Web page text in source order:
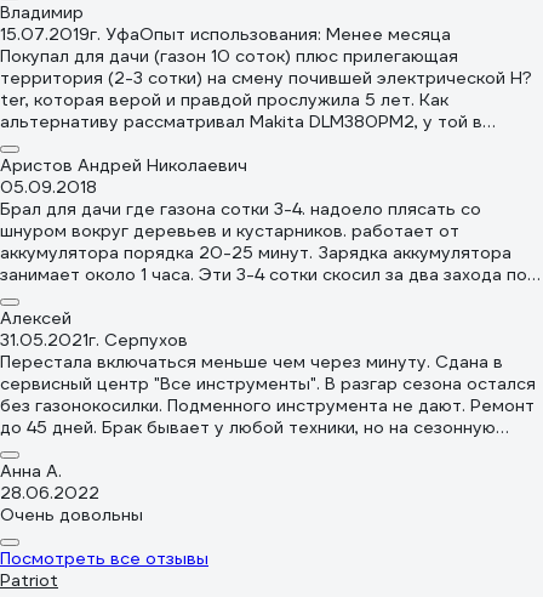
Владимир
15.07.2019г. УфаОпыт использования: Менее месяца
Покупал для дачи (газон 10 соток) плюс прилегающая
территория (2-3 сотки) на смену почившей электрической H?
ter, которая верой и правдой прослужила 5 лет. Как
альтернативу рассматривал Makita DLM380PM2, у той в
комплекте 2 аккумулятора на 18В по 4Ач, гарантия 1 год.
Интуитивно выбрал Patriot. При одинаковой площади
скашивания у Пети мне больше понравилось: безщёточный
электродвигатель, дизайн и жёсткий травосборник. Каково же
было моё разочарование, когда при получении на коробке я
прочитал, что площадь скашивания у Пети не 600, а 200 м2.
Любимый магазин на этот раз подвёл меня с недостоверной
информацией о характеристиках. По самой же работе
газонокосилки претензий нет. Косит качественно. Заряда
аккумулятора хватает на заявленные 2-2,5 сотки, но если
газон запущен и трава высокая и жёсткая, максимум 1,5 сотки.
Удобная система регулирования высоты скашивания. Большие
колёса позволяют косить на неровном газоне. В общем
неплохой аппарат для небольших газонов. Для себя решил
докупить второй аккумулятор.
Аристов Андрей Николаевич
05.09.2018
Брал для дачи где газона сотки 3-4. надоело плясать со
шнуром вокруг деревьев и кустарников. работает от
аккумулятора порядка 20-25 минут. Зарядка аккумулятора
занимает около 1 часа. Эти 3-4 сотки скосил за два захода по
(подзаряжал аккумулятор). время на покос ушло раза в два
меньше за счет мобильности и отсутствия шнура. Плюс
безопасность (у старой электрической в нескольких местах
шнур поврежден ножом). Покупкой доволен. В ближайшем
будущем планирую прикупить второй аккумулятор. Свои
деньги отрабатывает честно.
Алексей
31.05.2021г. Серпухов
Перестала включаться меньше чем через минуту. Сдана в
сервисный центр "Все инструменты". В разгар сезона остался
без газонокосилки. Подменного инструмента не дают. Ремонт
до 45 дней. Брак бывает у любой техники, но на сезонную
должна быть подмена.
Анна А.
28.06.2022
Очень довольны
Посмотреть все отзывы
Patriot